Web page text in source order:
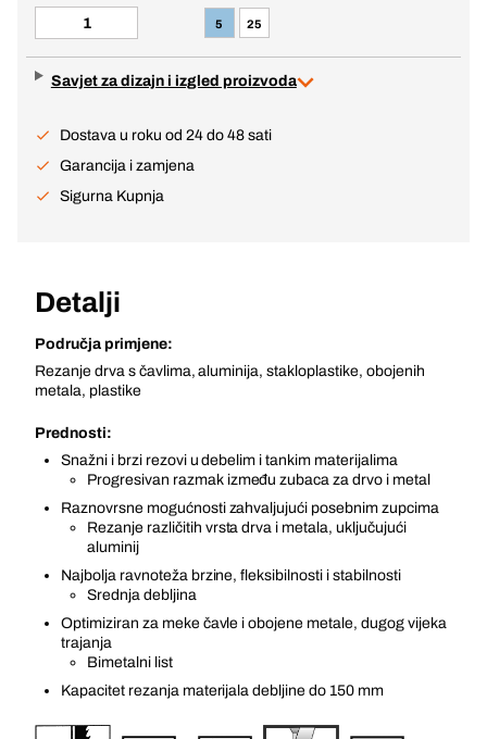
5 25
Savjet za dizajn i izgled proizvoda
Dostava u roku od 24 do 48 sati
Garancija i zamjena
Sigurna Kupnja
Detalji
Područja primjene:
Rezanje drva s čavlima, aluminija, stakloplastike, obojenih
metala, plastike
Prednosti:
Snažni i brzi rezovi u debelim i tankim materijalima
Progresivan razmak između zubaca za drvo i metal
Raznovrsne mogućnosti zahvaljujući posebnim zupcima
Rezanje različitih vrsta drva i metala, uključujući
aluminij
Najbolja ravnoteža brzine, fleksibilnosti i stabilnosti
Srednja debljina
Optimiziran za meke čavle i obojene metale, dugog vijeka
trajanja
Bimetalni list
Kapacitet rezanja materijala debljine do 150 mm